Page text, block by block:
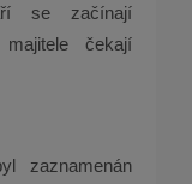
se začínají
čekají
zaznamenán